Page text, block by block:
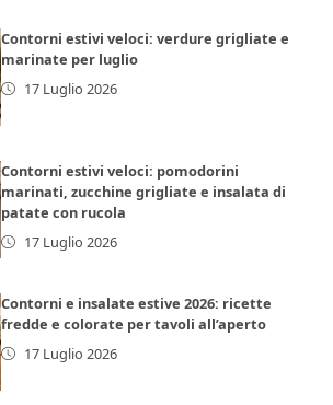
Contorni estivi veloci: verdure grigliate e
marinate per luglio
17 Luglio 2026
Contorni estivi veloci: pomodorini
marinati, zucchine grigliate e insalata di
patate con rucola
17 Luglio 2026
Contorni e insalate estive 2026: ricette
fredde e colorate per tavoli all’aperto
17 Luglio 2026